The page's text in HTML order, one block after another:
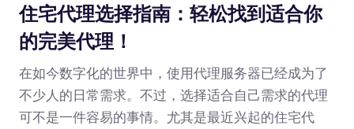
住宅代理选择指南：轻松找到适合你
的完美代理！
在如今数字化的世界中，使用代理服务器已经成为了
不少人的日常需求。不过，选择适合自己需求的代理
可不是一件容易的事情。尤其是最近兴起的住宅代